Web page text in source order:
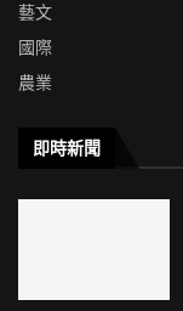
藝文
國際
農業
即時新聞